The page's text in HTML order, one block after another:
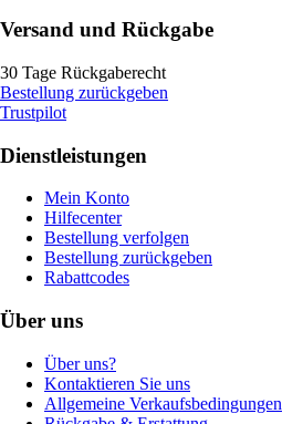
Versand und Rückgabe
30 Tage Rückgaberecht
Bestellung zurückgeben
Trustpilot
Dienstleistungen
Mein Konto
Hilfecenter
Bestellung verfolgen
Bestellung zurückgeben
Rabattcodes
Über uns
Über uns?
Kontaktieren Sie uns
Allgemeine Verkaufsbedingungen